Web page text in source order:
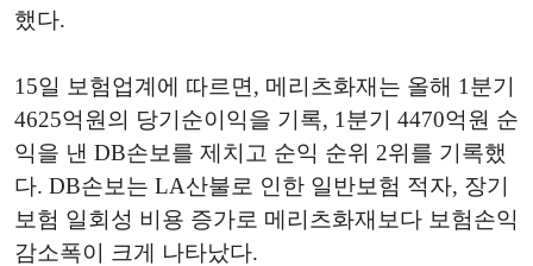
했다.
15일 보험업계에 따르면, 메리츠화재는 올해 1분기
4625억원의 당기순이익을 기록, 1분기 4470억원 순
익을 낸 DB손보를 제치고 순익 순위 2위를 기록했
다. DB손보는 LA산불로 인한 일반보험 적자, 장기
보험 일회성 비용 증가로 메리츠화재보다 보험손익
감소폭이 크게 나타났다.